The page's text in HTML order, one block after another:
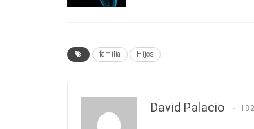
familia Hijos
David Palacio